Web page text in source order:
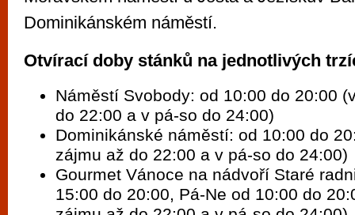
Dominikánském náměstí.
Otvírací doby stánků na jednotlivých
Náměstí Svobody: od 10:00 do 20:00
do 22:00 a v pá-so do 24:00)
Dominikánské náměstí: od 10:00 do
zájmu až do 22:00 a v pá-so do 24:00)
Gourmet Vánoce na nádvoří Staré
15:00 do 20:00, Pá-Ne od 10:00 do